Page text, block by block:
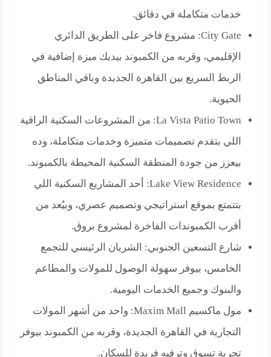
خدمات متكاملة في دقائق.
City Gate: مشروع فاخر على الطريق الدائري
الإقليمي، وقربه من الكمبوند بيديك ميزة إضافية في
الربط السريع بين القاهرة الجديدة وباقي المناطق
الحيوية.
La Vista Patio Town: من المشروعات السكنية الراقية
اللي بتقدم تصميمات متميزة وخدمات متكاملة، وده
بيعزز من جودة المنطقة السكنية المحيطة بالكمبوند.
Lake View Residence: أحد المشاريع السكنية اللي
بتتمتع بموقع استراتيجي وتصميم عصري، وبيُعد من
أقرب الكمبوندات الفاخرة لمشروع بروق.
شارع التسعين الجنوبي: الشريان الرئيسي للتجمع
الخامس، بيوفر سهولة الوصول للمولات والمطاعم
والبنوك وجميع الخدمات اليومية.
مول ماكسيم Maxim Mall: واحد من أشهر المولات
التجارية في القاهرة الجديدة، وقربه من الكمبوند بيوفر
تجربة تسوق وترفيه فريدة للسكان.